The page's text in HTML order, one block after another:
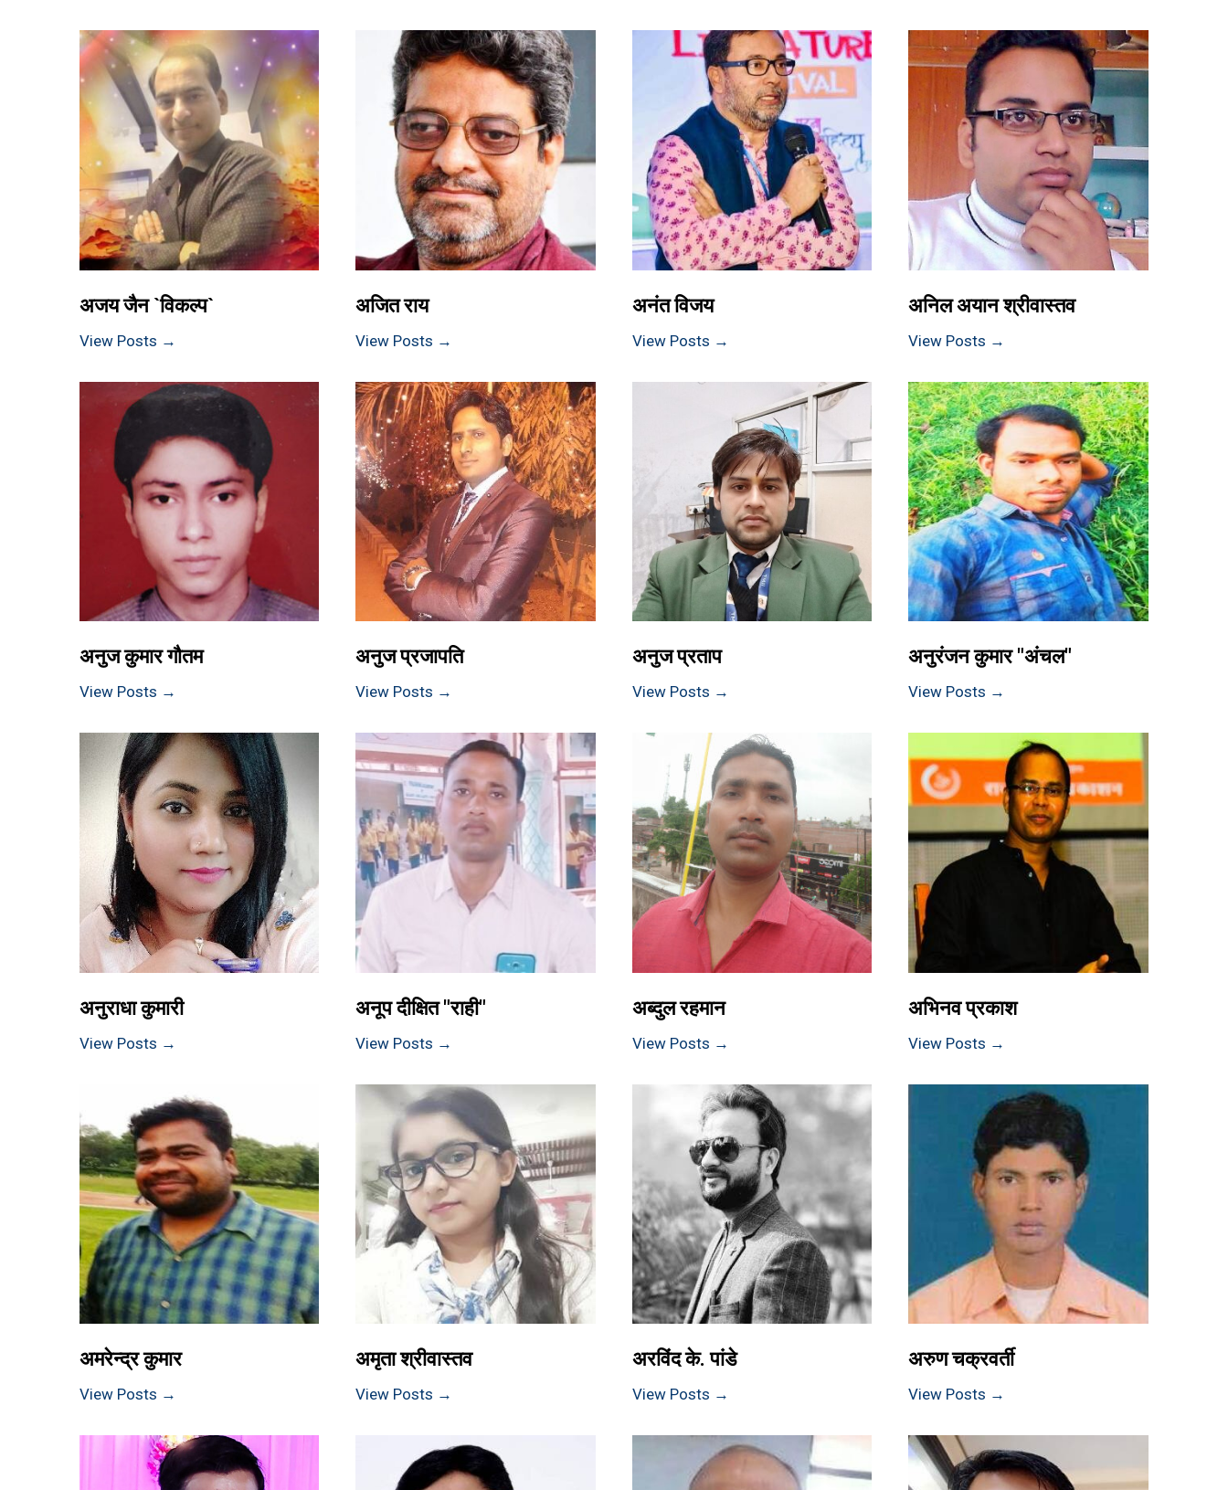
अजय जैन `विकल्प`
View Posts →
अजित राय
View Posts →
अनंत विजय
View Posts →
अनिल अयान श्रीवास्तव
View Posts →
अनुज कुमार गौतम
View Posts →
अनुज प्रजापति
View Posts →
अनुज प्रताप
View Posts →
अनुरंजन कुमार "अंचल"
View Posts →
अनुराधा कुमारी
View Posts →
अनूप दीक्षित "राही"
View Posts →
अब्दुल रहमान
View Posts →
अभिनव प्रकाश
View Posts →
अमरेन्द्र कुमार
View Posts →
अमृता श्रीवास्तव
View Posts →
अरविंद के. पांडे
View Posts →
अरुण चक्रवर्ती
View Posts →